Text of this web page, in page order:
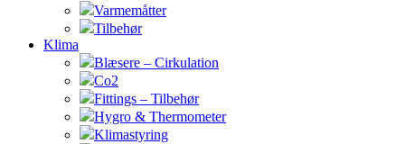
Varmemåtter
Tilbehør
Klima
Blæsere – Cirkulation
Co2
Fittings – Tilbehør
Hygro & Thermometer
Klimastyring